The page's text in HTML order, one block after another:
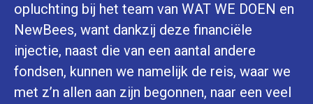
opluchting bij het team van WAT WE DOEN en
NewBees, want dankzij deze financiële
injectie, naast die van een aantal andere
fondsen, kunnen we namelijk de reis, waar we
met z’n allen aan zijn begonnen, naar een veel